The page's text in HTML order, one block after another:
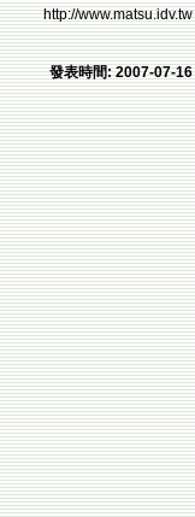
http://www.matsu.idv.tw
發表時間: 2007-07-16